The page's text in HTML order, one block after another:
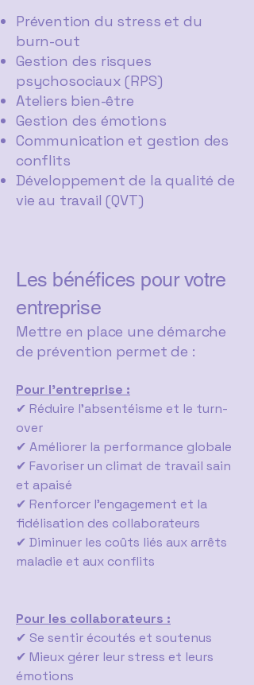
Prévention du stress et du
burn-out
Gestion des risques
psychosociaux (RPS)
Ateliers bien-être
Gestion des émotions
Communication et gestion des
conflits
Développement de la qualité de
vie au travail (QVT)
Les bénéfices pour votre
entreprise
Mettre en place une démarche
de prévention permet de :
Pour l’entreprise :
✔ Réduire l’absentéisme et le turn-
over
✔ Améliorer la performance globale
✔ Favoriser un climat de travail sain
et apaisé
✔ Renforcer l’engagement et la
fidélisation des collaborateurs
✔ Diminuer les coûts liés aux arrêts
maladie et aux conflits
Pour les collaborateurs :
✔ Se sentir écoutés et soutenus
✔ Mieux gérer leur stress et leurs
émotions